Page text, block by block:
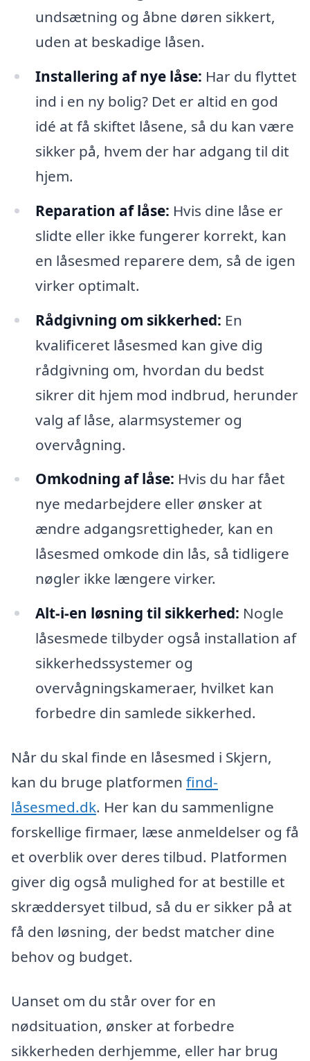
undsætning og åbne døren sikkert,
uden at beskadige låsen.
Installering af nye låse: Har du flyttet
ind i en ny bolig? Det er altid en god
idé at få skiftet låsene, så du kan være
sikker på, hvem der har adgang til dit
hjem.
Reparation af låse: Hvis dine låse er
slidte eller ikke fungerer korrekt, kan
en låsesmed reparere dem, så de igen
virker optimalt.
Rådgivning om sikkerhed: En
kvalificeret låsesmed kan give dig
rådgivning om, hvordan du bedst
sikrer dit hjem mod indbrud, herunder
valg af låse, alarmsystemer og
overvågning.
Omkodning af låse: Hvis du har fået
nye medarbejdere eller ønsker at
ændre adgangsrettigheder, kan en
låsesmed omkode din lås, så tidligere
nøgler ikke længere virker.
Alt-i-en løsning til sikkerhed: Nogle
låsesmede tilbyder også installation af
sikkerhedssystemer og
overvågningskameraer, hvilket kan
forbedre din samlede sikkerhed.
Når du skal finde en låsesmed i Skjern,
kan du bruge platformen find-
låsesmed.dk. Her kan du sammenligne
forskellige firmaer, læse anmeldelser og få
et overblik over deres tilbud. Platformen
giver dig også mulighed for at bestille et
skræddersyet tilbud, så du er sikker på at
få den løsning, der bedst matcher dine
behov og budget.
Uanset om du står over for en
nødsituation, ønsker at forbedre
sikkerheden derhjemme, eller har brug